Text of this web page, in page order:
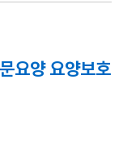
요양 요양보호